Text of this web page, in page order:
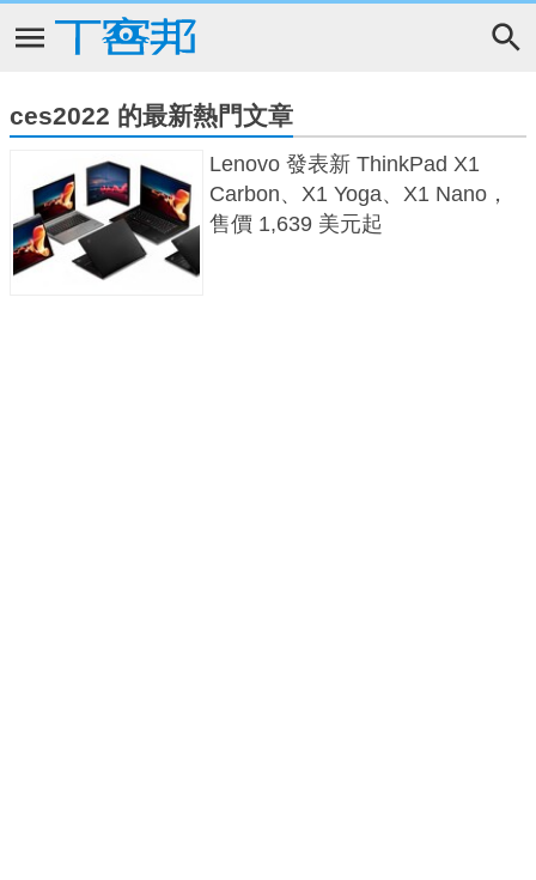
ces2022 的最新熱門文章
Lenovo 發表新 ThinkPad X1
Carbon、X1 Yoga、X1 Nano，
售價 1,639 美元起